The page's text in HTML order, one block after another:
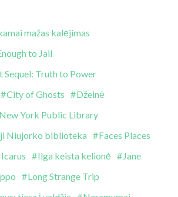
mažas kalėjimas
to Jail
Sequel: Truth to Power
City of Ghosts
Džeinė
York Public Library
Niujorko biblioteka
Faces Places
Icarus Ilga keista kelionė
Jane
Long Strange Trip